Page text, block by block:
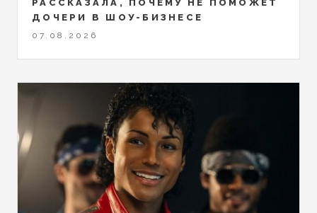
РАССКАЗАЛА, ПОЧЕМУ НЕ ПОМОЖЕТ
ДОЧЕРИ В ШОУ-БИЗНЕСЕ
07.08.2026